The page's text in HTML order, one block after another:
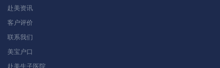
赴美资讯
客户评价
联系我们
美宝户口
赴美生子医院